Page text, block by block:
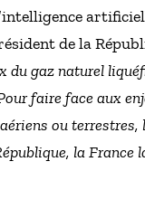
de la
du gaz naturel
faire face aux
ou
la